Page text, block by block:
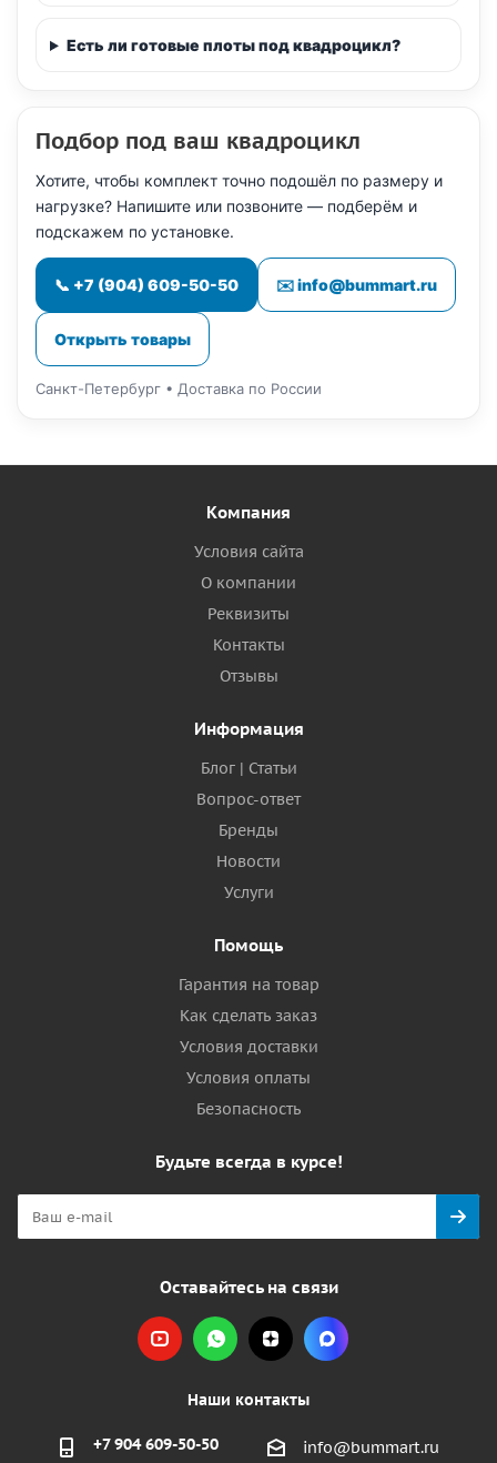
Есть ли готовые плоты под квадроцикл?
Подбор под ваш квадроцикл
Хотите, чтобы комплект точно подошёл по размеру и
нагрузке? Напишите или позвоните — подберём и
подскажем по установке.
📞 +7 (904) 609-50-50 ✉️ info@bummart.ru
Открыть товары
Санкт-Петербург • Доставка по России
Компания
Условия сайта
О компании
Реквизиты
Контакты
Отзывы
Информация
Блог | Статьи
Вопрос-ответ
Бренды
Новости
Услуги
Помощь
Гарантия на товар
Как сделать заказ
Условия доставки
Условия оплаты
Безопасность
Будьте всегда в курсе!
Оставайтесь на связи
Наши контакты
+7 904 609-50-50 info@bummart.ru